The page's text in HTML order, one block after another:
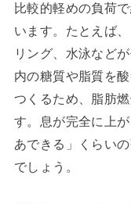
比較的軽めの負荷
います。たとえば
リング、水泳など
内の糖質や脂質を
つくるため、脂肪
す。息が完全に上
あできる」くらい
でしょう。